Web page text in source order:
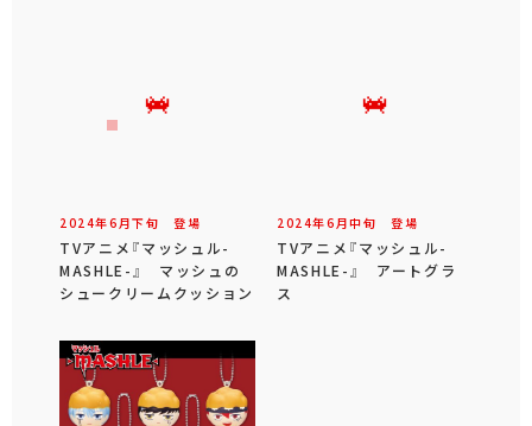
2024年6 月下旬 登場
TVアニメ『マッシュル-
MASHLE-』 マッシュの
シュークリームクッション
2024年6 月中旬 登場
TVアニメ『マッシュル-
MASHLE-』 アートグラ
ス